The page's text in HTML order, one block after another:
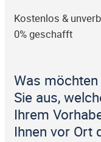
Kostenlos &
0% geschafft
Was möchten
Sie aus,
Ihrem
Ihnen vor Ort